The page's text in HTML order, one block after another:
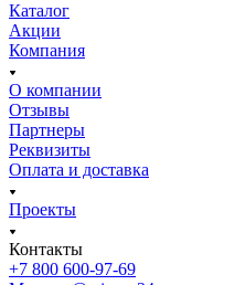
Каталог
Акции
Компания
О компании
Отзывы
Партнеры
Реквизиты
Оплата и доставка
Проекты
Контакты
+7 800 600-97-69